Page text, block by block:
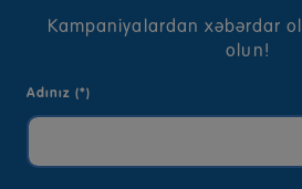
Kampaniyalardan xəbərdar
olun!
Adınız (*)